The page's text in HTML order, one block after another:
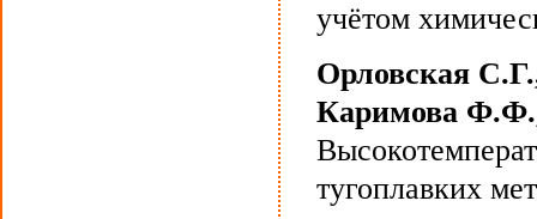
учётом
Орловская
Каримова
тугоплавких